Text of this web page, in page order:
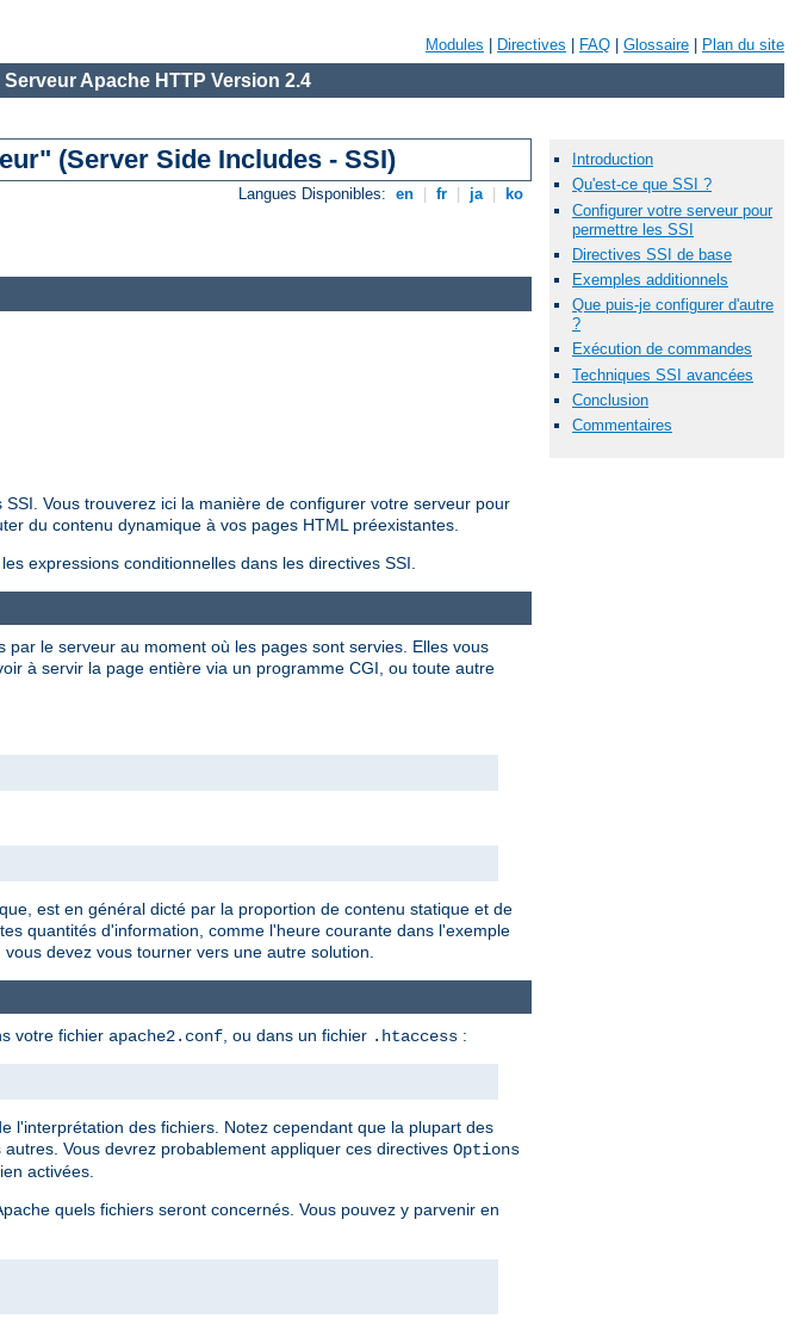
Modules Directives FAQ Glossaire Plan du site
Serveur Apache HTTP Version 2.4
(Server Side Includes - SSI)
Langues Disponibles: en fr ja ko
Introduction
Qu'est-ce que SSI ?
Configurer votre serveur pour
permettre les SSI
Directives SSI de base
Exemples additionnels
Que puis-je configurer d'autre
?
Exécution de commandes
Techniques SSI avancées
Conclusion
Commentaires
Vous trouverez ici la manière de configurer votre serveur pour
du contenu dynamique à vos pages HTML préexistantes.
expressions conditionnelles dans les directives SSI.
le serveur au moment où les pages sont servies. Elles vous
à servir la page entière via un programme CGI, ou toute autre
est en général dicté par la proportion de contenu statique et de
quantités d'information, comme l'heure courante dans l'exemple
devez vous tourner vers une autre solution.
votre fichier apache2.conf, ou dans un fichier .htaccess :
l'interprétation des fichiers. Notez cependant que la plupart des
Vous devrez probablement appliquer ces directives Options
activées.
quels fichiers seront concernés. Vous pouvez y parvenir en